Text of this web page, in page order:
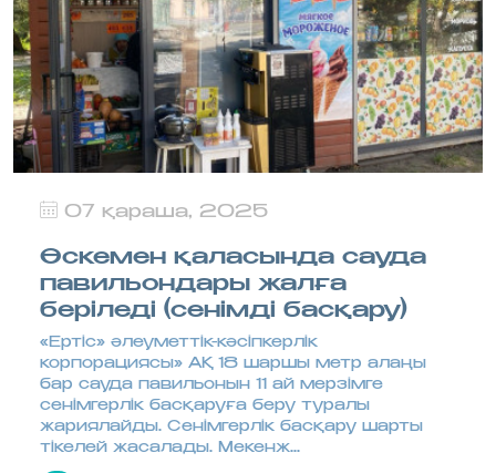
07 қараша, 2025
Өскемен қаласында сауда
павильондары жалға
беріледі (сенімді басқару)
«Ертіс» әлеуметтік-кәсіпкерлік
корпорациясы» АҚ 18 шаршы метр алаңы
бар сауда павильонын 11 ай мерзімге
сенімгерлік басқаруға беру туралы
жариялайды. Сенімгерлік басқару шарты
тікелей жасалады. Мекенж...